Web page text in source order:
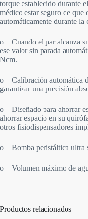
torque establecido durante
médico estar seguro de que
automáticamente durante
o Cuando el par alcanza
ese valor sin parada
Ncm.
o Calibración automática
garantizar una precisión
o Diseñado para ahorrar
ahorrar espacio en su
otros fisiodispensadores
o Bomba peristáltica ultra
o Volumen máximo de
Productos relacionados